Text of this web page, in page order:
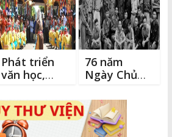
Phát triển
văn học,
hướng đến
giá trị chân,
thiện, mỹ
76 năm
Ngày Chủ
Minh ra Lời
kêu gọi thi
đua ái quốc